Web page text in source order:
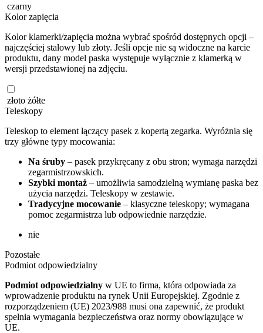
czarny
Kolor zapięcia
Kolor klamerki/zapięcia można wybrać spośród dostępnych opcji –
najczęściej stalowy lub złoty. Jeśli opcje nie są widoczne na karcie
produktu, dany model paska występuje wyłącznie z klamerką w
wersji przedstawionej na zdjęciu.
złoto żółte
Teleskopy
Teleskop to element łączący pasek z kopertą zegarka. Wyróżnia się
trzy główne typy mocowania:
Na śruby – pasek przykręcany z obu stron; wymaga narzędzi
zegarmistrzowskich.
Szybki montaż – umożliwia samodzielną wymianę paska bez
użycia narzędzi. Teleskopy w zestawie.
Tradycyjne mocowanie – klasyczne teleskopy; wymagana
pomoc zegarmistrza lub odpowiednie narzędzie.
nie
Pozostałe
Podmiot odpowiedzialny
Podmiot odpowiedzialny w UE to firma, która odpowiada za
wprowadzenie produktu na rynek Unii Europejskiej. Zgodnie z
rozporządzeniem (UE) 2023/988 musi ona zapewnić, że produkt
spełnia wymagania bezpieczeństwa oraz normy obowiązujące w
UE.